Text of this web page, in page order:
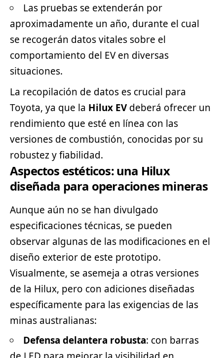
Las pruebas se extenderán por
aproximadamente un año, durante el cual
se recogerán datos vitales sobre el
comportamiento del EV en diversas
situaciones.
La recopilación de datos es crucial para
Toyota, ya que la Hilux EVdeberá ofrecer un
rendimiento que esté en línea con las
versiones de combustión, conocidas por su
robustez y fiabilidad.
Aspectos estéticos: una Hilux
diseñada para operaciones mineras
Aunque aún no se han divulgado
especificaciones técnicas, se pueden
observar algunas de las modificaciones en el
diseño exterior de este prototipo.
Visualmente, se asemeja a otras versiones
de la Hilux, pero con adiciones diseñadas
específicamente para las exigencias de las
minas australianas:
Defensa delantera robusta: con barras